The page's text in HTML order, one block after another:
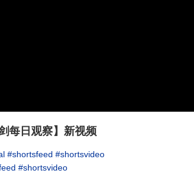
剑每日观察】新视频
#shortsfeed #shortsvideo
#shortsvideo